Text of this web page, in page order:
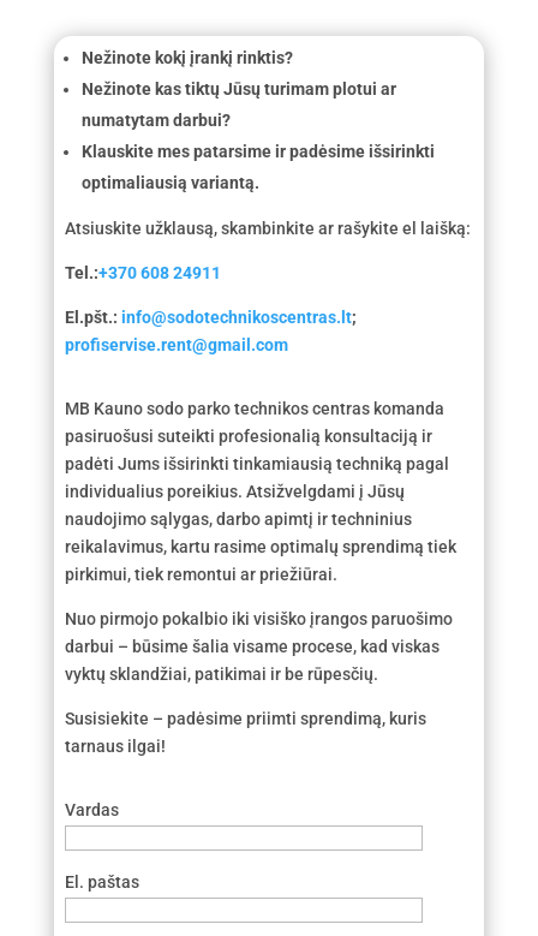
Nežinote kokį įrankį rinktis?
Nežinote kas tiktų Jūsų turimam plotui ar
numatytam darbui?
Klauskite mes patarsime ir padėsime išsirinkti
optimaliausią variantą.
Atsiuskite užklausą, skambinkite ar rašykite el laišką:
Tel.:+370 608 24911
El.pšt.: info@sodotechnikoscentras.lt;
profiservise.rent@gmail.com
MB Kauno sodo parko technikos centras komanda
pasiruošusi suteikti profesionalią konsultaciją ir
padėti Jums išsirinkti tinkamiausią techniką pagal
individualius poreikius. Atsižvelgdami į Jūsų
naudojimo sąlygas, darbo apimtį ir techninius
reikalavimus, kartu rasime optimalų sprendimą tiek
pirkimui, tiek remontui ar priežiūrai.
Nuo pirmojo pokalbio iki visiško įrangos paruošimo
darbui – būsime šalia visame procese, kad viskas
vyktų sklandžiai, patikimai ir be rūpesčių.
Susisiekite – padėsime priimti sprendimą, kuris
tarnaus ilgai!
Vardas
El. paštas